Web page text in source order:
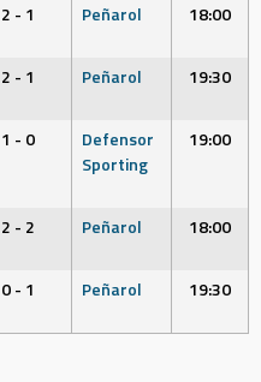
2 - 1 Peñarol 18:00
2 - 1 Peñarol 19:30
1 - 0
Defensor
Sporting
19:00
2 - 2 Peñarol 18:00
0 - 1 Peñarol 19:30